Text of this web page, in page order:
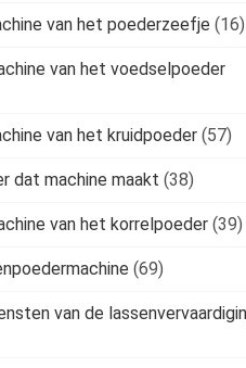
van het poederzeefje (16)
van het voedselpoeder
van het kruidpoeder (57)
dat machine maakt (38)
van het korrelpoeder (39)
(69)
van de